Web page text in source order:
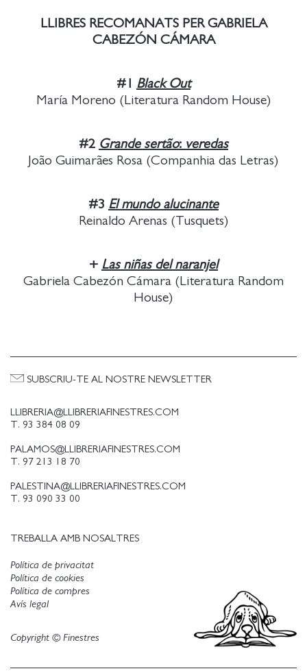
LLIBRES RECOMANATS PER GABRIELA
CABEZÓN CÁMARA
#1
Black Out
María Moreno (Literatura Random House)
#2 Grande sertão: veredas
João Guimarães Rosa (Companhia das Letras)
#3 El mundo alucinante
Reinaldo Arenas (Tusquets)
+ Las niñas del naranjel
Gabriela Cabezón Cámara (Literatura Random
House)
LLIBRERIA@LLIBRERIAFINESTRES.COM
T. 93 384 08 09
PALAMOS@LLIBRERIAFINESTRES.COM
T. 97 213 18 70
PALESTINA@LLIBRERIAFINESTRES.COM
T. 93 090 33 00
TREBALLA AMB NOSALTRES
SUBSCRIU-TE AL NOSTRE NEWSLETTER
Política de privacitat
Política de cookies
Avís legal
Política de compres
Copyright © Finestres